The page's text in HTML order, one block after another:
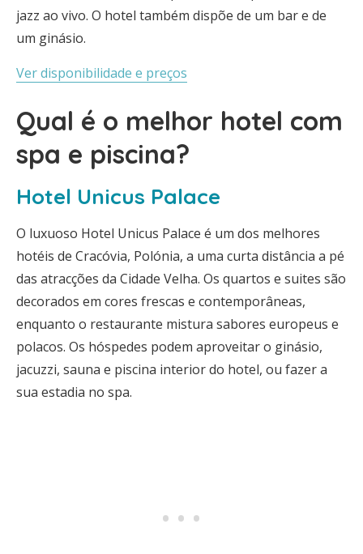
jazz ao vivo. O hotel também dispõe de um bar e de
um ginásio.
Ver disponibilidade e preços
Qual é o melhor hotel com
spa e piscina?
Hotel Unicus Palace
O luxuoso Hotel Unicus Palace é um dos melhores
hotéis de Cracóvia, Polónia, a uma curta distância a pé
das atracções da Cidade Velha. Os quartos e suites são
decorados em cores frescas e contemporâneas,
enquanto o restaurante mistura sabores europeus e
polacos. Os hóspedes podem aproveitar o ginásio,
jacuzzi, sauna e piscina interior do hotel, ou fazer a
sua estadia no spa.